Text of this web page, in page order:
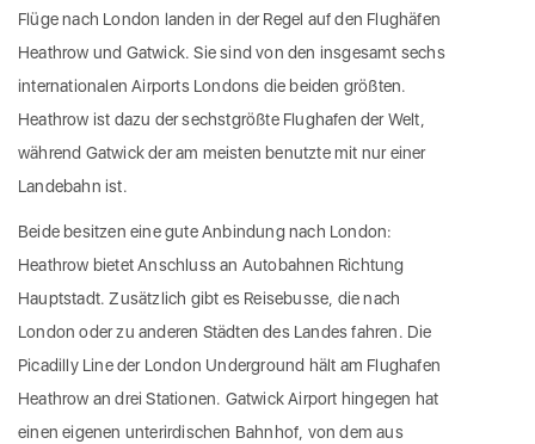
Flüge nach London landen in der Regel auf den Flughäfen
Heathrow und Gatwick. Sie sind von den insgesamt sechs
internationalen Airports Londons die beiden größten.
Heathrow ist dazu der sechstgrößte Flughafen der Welt,
während Gatwick der am meisten benutzte mit nur einer
Landebahn ist.
Beide besitzen eine gute Anbindung nach London:
Heathrow bietet Anschluss an Autobahnen Richtung
Hauptstadt. Zusätzlich gibt es Reisebusse, die nach
London oder zu anderen Städten des Landes fahren. Die
Picadilly Line der London Underground hält am Flughafen
Heathrow an drei Stationen. Gatwick Airport hingegen hat
einen eigenen unterirdischen Bahnhof, von dem aus